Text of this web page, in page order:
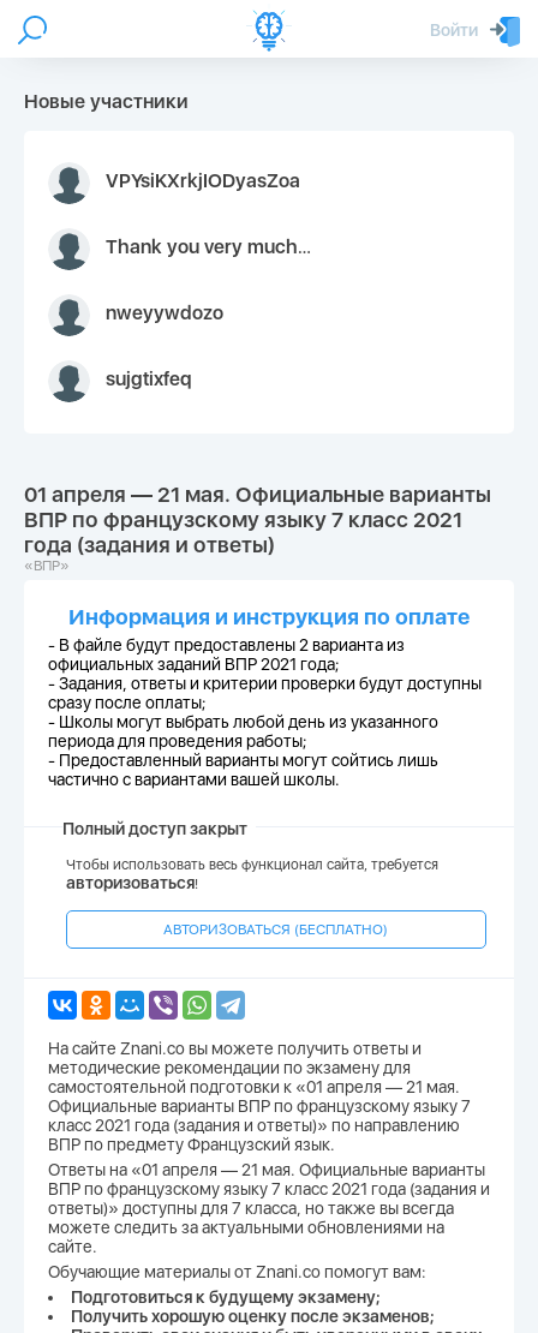
Войти
Новые участники
VPYsiKXrkjIODyasZoa
Thank you very much for your inquiry We appreciate you 9126052 https://youtube.com faceapple !
nweyywdozo
sujgtixfeq
01 апреля — 21 мая. Официальные варианты
ВПР по французскому языку 7 класс 2021
года (задания и ответы)
«ВПР»
Информация и инструкция по оплате
- В файле будут предоставлены 2 варианта из
официальных заданий ВПР 2021 года;
-Задания, ответы и критерии проверки будут доступны
сразу после оплаты;
- Школы могут выбрать любой день из указанного
периода для проведения работы;
- Предоставленный варианты могут сойтись лишь
частично с вариантами вашей школы.
Полный доступ закрыт
Чтобы использовать весь функционал сайта, требуется
авторизоваться!
АВТОРИЗОВАТЬСЯ (БЕСПЛАТНО)
На сайте Znani.co вы можете получить ответы и
методические рекомендации по экзамену для
самостоятельной подготовки к «01 апреля — 21 мая.
Официальные варианты ВПР по французскому языку 7
класс 2021 года (задания и ответы)» по направлению
ВПР по предмету Французский язык.
Ответы на «01 апреля — 21 мая. Официальные варианты
ВПР по французскому языку 7 класс 2021 года (задания и
ответы)» доступны для 7 класса, но также вы всегда
можете следить за актуальными обновлениями на
сайте.
Обучающие материалы от Znani.co помогут вам:
Подготовиться к будущему экзамену;
Получить хорошую оценку после экзаменов;